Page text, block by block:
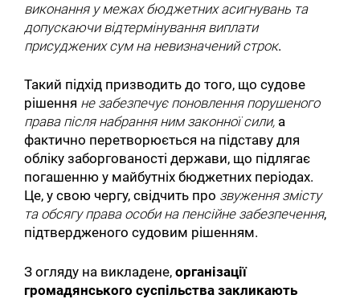
виконання у межах бюджетних асигнувань та
допускаючи відтермінування виплати
присуджених сум на невизначений строк.
Такий підхід призводить до того, що судове
рішення не забезпечує поновлення порушеного
права після набрання ним законної сили, а
фактично перетворюється на підставу для
обліку заборгованості держави, що підлягає
погашенню у майбутніх бюджетних періодах.
Це, у свою чергу, свідчить про звуження змісту
та обсягу права особи на пенсійне забезпечення,
підтвердженого судовим рішенням.
З огляду на викладене,організації
громадянського суспільства закликають